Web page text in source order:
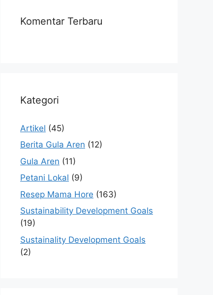
Komentar Terbaru
Kategori
Artikel (45)
Berita Gula Aren (12)
Gula Aren (11)
Petani Lokal (9)
Resep Mama Hore (163)
Sustainability Development Goals
(19)
Sustainality Development Goals
(2)